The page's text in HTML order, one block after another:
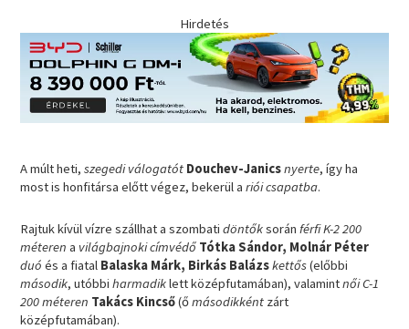
Hirdetés
A múlt heti,szegedi válogatót Douchev-Janicsnyerte, így ha
most is honfitársa előtt végez, bekerül ariói csapatba.
Rajtuk kívül vízre szállhat a szombatidöntőksoránférfi K-2 200
méteren a világbajnoki címvédő Tótka Sándor, Molnár Péter
duó és a fiatal Balaska Márk, Birkás Balázskettős(előbbi
második, utóbbiharmadiklett középfutamában), valamintnői C-1
200 méteren Takács Kincső(őmásodikként zárt
középfutamában).